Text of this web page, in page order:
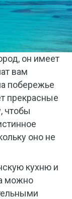
он имеет
вам
побережье
прекрасные
чтобы
оно не
кухню и
можно